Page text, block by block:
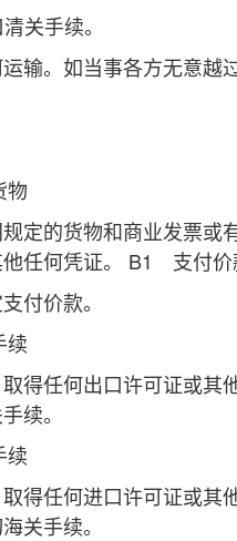
关手续。
。如当事各方无意越
的货物和商业发票或
他任何凭证。 B1 支付价
付价款。
任何出口许可证或其
续。
任何进口许可证或其
关手续。